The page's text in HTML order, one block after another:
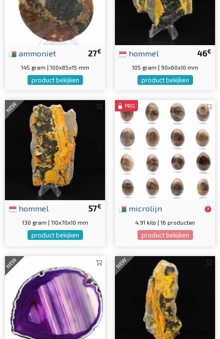
27€
ammoniet
145 gram | 100x85x15 mm
product bekijken
46€
hommel
105 gram | 90x60x10 mm
product bekijken
NEW
57€
hommel
130 gram | 110x70x10 mm
product bekijken
PRO
microlijn
4.91 kilo | 16 producten
product bekijken
NEW NEW